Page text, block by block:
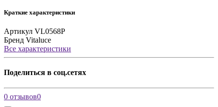
Краткие характеристики
Артикул VL0568P
Бренд Vitaluce
Все характеристики
Поделиться в соц.сетях
0 отзывов0